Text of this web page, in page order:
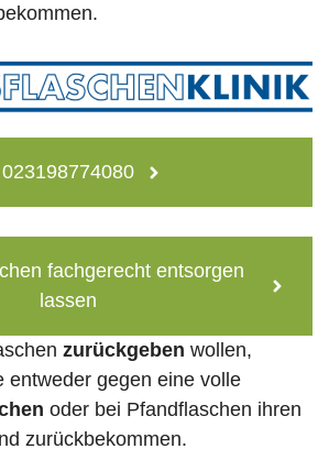
023198774080
fachgerecht entsorgen
lassen
zurückgeben wollen,
entweder gegen eine volle
oder bei Pfandflaschen ihren
zurückbekommen.